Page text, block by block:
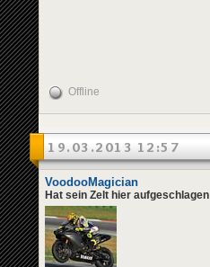
Offline
19.03.2013 12:57
VoodooMagician
Hat sein Zelt hier aufgeschlagen